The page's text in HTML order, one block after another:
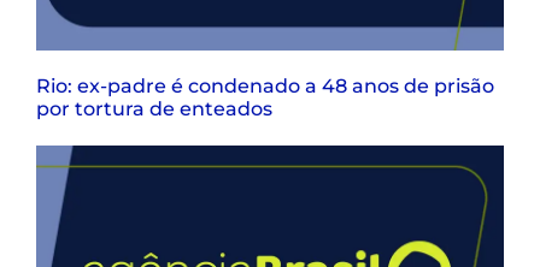
Rio: ex-padre é condenado a 48 anos de prisão
por tortura de enteados